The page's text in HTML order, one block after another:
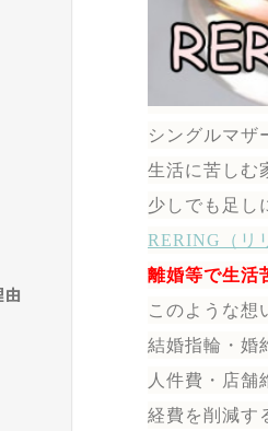
シングルマザ
生活に苦しむ
少しでも足し
RERING（リ
離婚等で生活
このような想
結婚指輪・婚
人件費・店舗
経費を削減す